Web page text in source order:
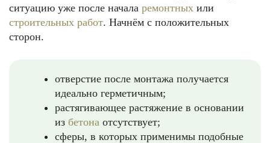
ситуацию уже после начала ремонтных или
строительных работ. Начнём с положительных
сторон.
отверстие после монтажа получается
идеально герметичным;
растягивающее растяжение в основании
из бетона отсутствует;
сферы, в которых применимы подобные